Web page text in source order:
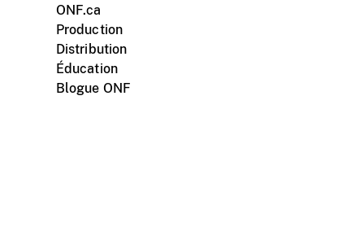
ONF.ca
Production
Distribution
Éducation
Blogue ONF